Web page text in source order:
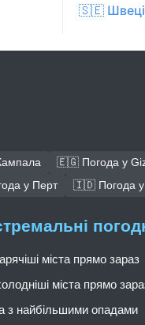
🇸🇪
🇪🇬 Погода у
у Перт 🇮🇩 Погода у
міста прямо зараз
міста прямо
з найбільшими опадами